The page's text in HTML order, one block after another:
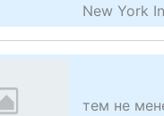
New York
тем не